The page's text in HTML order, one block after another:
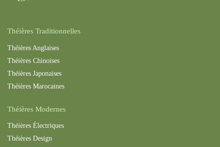
Théières Traditionnelles
Théières Anglaises
Théières Chinoises
Théières Japonaises
Théières Marocaines
Théières Modernes
Théières Électriques
Théières Design